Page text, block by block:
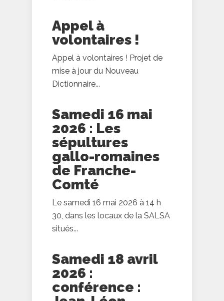
Appel à
volontaires !
Appel à volontaires ! Projet de
mise à jour du Nouveau
Dictionnaire...
Samedi 16 mai
2026 : Les
sépultures
gallo-romaines
de Franche-
Comté
Le samedi 16 mai 2026 à 14 h
30, dans les locaux de la SALSA
situés...
Samedi 18 avril
2026 :
conférence :